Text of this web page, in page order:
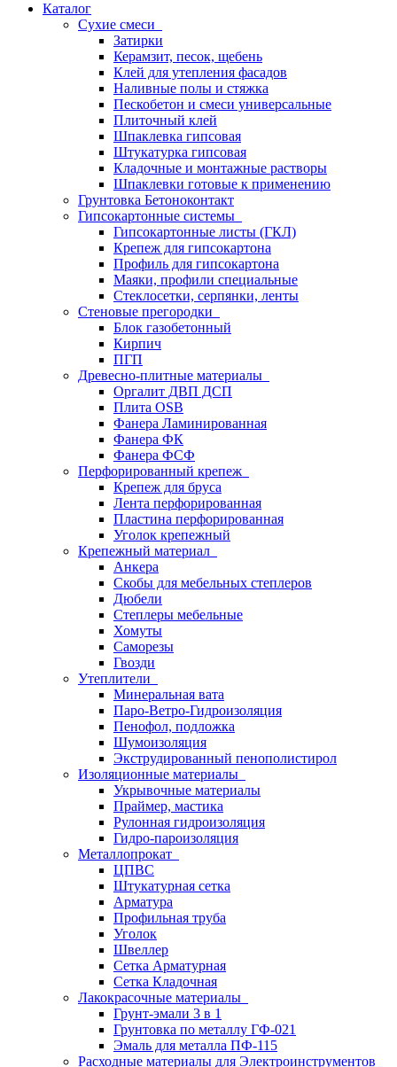
Каталог
Сухие смеси
Затирки
Керамзит, песок, щебень
Клей для утепления фасадов
Наливные полы и стяжка
Пескобетон и смеси универсальные
Плиточный клей
Шпаклевка гипсовая
Штукатурка гипсовая
Кладочные и монтажные растворы
Шпаклевки готовые к применению
Грунтовка Бетоноконтакт
Гипсокартонные системы
Гипсокартонные листы (ГКЛ)
Крепеж для гипсокартона
Профиль для гипсокартона
Маяки, профили специальные
Стеклосетки, серпянки, ленты
Стеновые прегородки
Блок газобетонный
Кирпич
ПГП
Древесно-плитные материалы
Оргалит ДВП ДСП
Плита OSB
Фанера Ламинированная
Фанера ФК
Фанера ФСФ
Перфорированный крепеж
Крепеж для бруса
Лента перфорированная
Пластина перфорированная
Уголок крепежный
Крепежный материал
Анкера
Скобы для мебельных степлеров
Дюбели
Степлеры мебельные
Хомуты
Саморезы
Гвозди
Утеплители
Минеральная вата
Паро-Ветро-Гидроизоляция
Пенофол, подложка
Шумоизоляция
Экструдированный пенополистирол
Изоляционные материалы
Укрывочные материалы
Праймер, мастика
Рулонная гидроизоляция
Гидро-пароизоляция
Металлопрокат
ЦПВС
Штукатурная сетка
Арматура
Профильная труба
Уголок
Швеллер
Сетка Арматурная
Сетка Кладочная
Лакокрасочные материалы
Грунт-эмали 3 в 1
Грунтовка по металлу ГФ-021
Эмаль для металла ПФ-115
Расходные материалы для Электроинструментов